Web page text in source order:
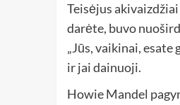
Teisėjus
darėte, buvo
„Jūs, vaikinai, esate
ir jai dainuoji.
Howie Mandel